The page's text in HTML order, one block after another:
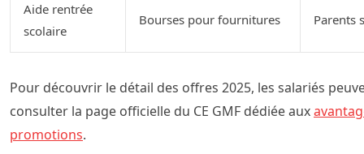
Aide rentrée
scolaire
Bourses pour fournitures Parents
Pour découvrir le détail des offres 2025, les salariés
consulter la page officielle du CE GMF dédiée aux
promotions.